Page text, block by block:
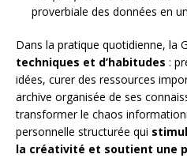
proverbiale des données en
Dans la pratique quotidienne, la
techniques et d’habitudes :
idées, curer des ressources
archive organisée de ses
transformer le chaos
personnelle structurée qui
la créativité et soutient une